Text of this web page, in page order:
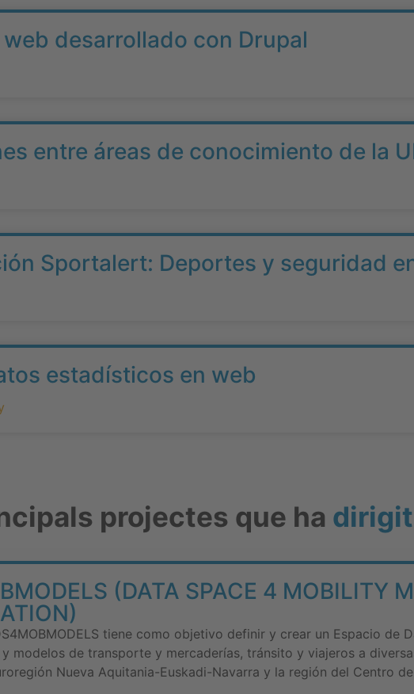
desarrollado con Drupal
entre áreas de conocimiento de la
Sportalert: Deportes y seguridad
estadísticos en web
projectes que ha dirigit
(DATA SPACE 4 MOBILITY
tiene como objetivo definir y crear un Espacio de
modelos de transporte y mercaderías, tránsito y viajeros a
Nueva Aquitania-Euskadi-Navarra y la región del Centro